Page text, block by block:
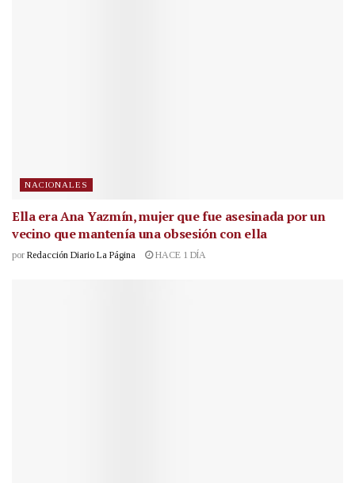
NACIONALES
Ella era Ana Yazmín, mujer que fue asesinada por un
vecino que mantenía una obsesión con ella
por Redacción Diario La Página HACE 1 DÍA